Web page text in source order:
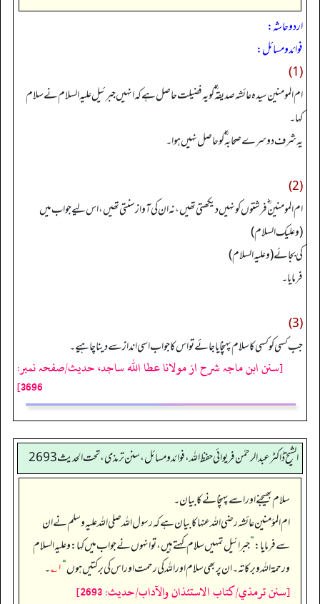
اردو حاشہ:
فوائد و مسائل:
(1)
ام المومنین سیدہ عا ئشہ صدیقہ ؓ کو یہ فضیلت حاصل ہے کہ انہیں جبرئیل علیہ السلام نے سلام
کہا۔
یہ شرف دوسرے صحابہ ؓ کو حاصل نہیں ہوا۔
(2)
ام المومنین ؓ فرشتوں کو نہیں دیکھتی تھیں، نہ ان کی آواز سنتی تھیں، اس لیے جواب میں
(وعليك السلام)
کی بجائے (وعليه السلام)
فرمایا۔
(3)
جب کسی کو کسی کا سلام پہنچایا جائے تو اس کا جواب اسی انداز سے دینا چاہیے۔
[سنن ابن ماجہ شرح از مولانا عطا الله ساجد، حدیث/صفحہ نمبر:
3696]
الشیخ ڈاکٹر عبد الرحمٰن فریوائی حفظ اللہ، فوائد و مسائل، سنن ترمذی، تحت الحديث 2693
سلام بھیجنے اور اسے پہنچانے کا بیان۔
ام المؤمنین عائشہ رضی الله عنہا کا بیان ہے کہ رسول اللہ صلی اللہ علیہ وسلم نے ان
سے فرمایا:”جبرائیل تمہیں سلام کہتے ہیں، تو انہوں نے جواب میں کہا: وعلیہ السلام
ورحمۃ اللہ وبرکاتہ۔ ان پر بھی سلام اور اللہ کی رحمت اور اس کی برکتیں ہوں“۱؎ ۔
[سنن ترمذي/كتاب الاستئذان والآداب/حدیث: 2693]